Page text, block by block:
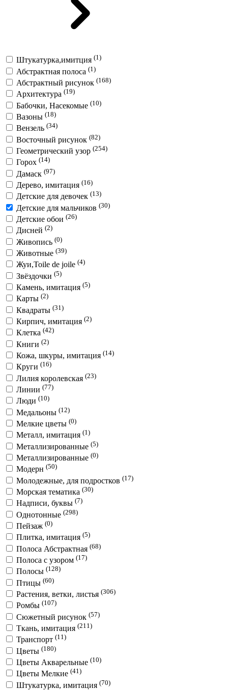
Штукатурка,имитция (1)
Абстрактная полоса (1)
Абстрактный рисунок (168)
Архитектура (19)
Бабочки, Насекомые (10)
Вазоны (18)
Вензель (34)
Восточный рисунок (82)
Геометрический узор (254)
Горох (14)
Дамаск (97)
Дерево, имитация (16)
Детские для девочек (13)
Детские для мальчиков (30)
Детские обои (26)
Дисней (2)
Живопись (0)
Животные (39)
Жуи,Toile de joile (4)
Звёздочки (5)
Камень, имитация (5)
Карты (2)
Квадраты (31)
Кирпич, имитация (2)
Клетка (42)
Книги (2)
Кожа, шкуры, имитация (14)
Круги (16)
Лилия королевская (23)
Линии (77)
Люди (10)
Медальоны (12)
Мелкие цветы (0)
Металл, имитация (1)
Металлизированные (5)
Металлизированные (0)
Модерн (50)
Молодежные, для подростков (17)
Морская тематика (30)
Надписи, буквы (7)
Однотонные (298)
Пейзаж (0)
Плитка, имитация (5)
Полоса Абстрактная (68)
Полоса с узором (17)
Полосы (128)
Птицы (60)
Растения, ветки, листья (306)
Ромбы (107)
Сюжетный рисунок (57)
Ткань, имитация (211)
Транспорт (11)
Цветы (180)
Цветы Акварельные (10)
Цветы Мелкие (41)
Штукатурка, имитация (70)